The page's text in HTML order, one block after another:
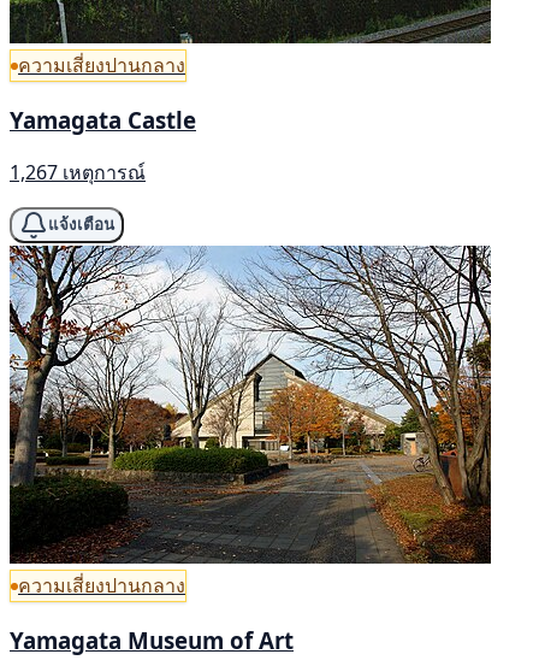
ความเสี่ยงปานกลาง
Yamagata Castle
1,267 เหตุการณ์
แจ้งเตือน
ความเสี่ยงปานกลาง
Yamagata Museum of Art